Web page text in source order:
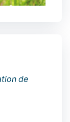
de